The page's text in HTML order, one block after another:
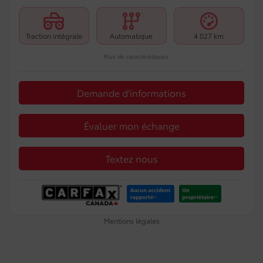
Traction intégrale Automatique 4 027 km
Plus de caractéristiques
Demande d'informations
Évaluer mon échange
Textez nous
Mentions légales